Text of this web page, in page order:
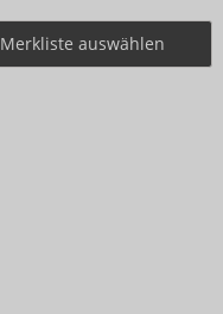
Merkliste auswählen